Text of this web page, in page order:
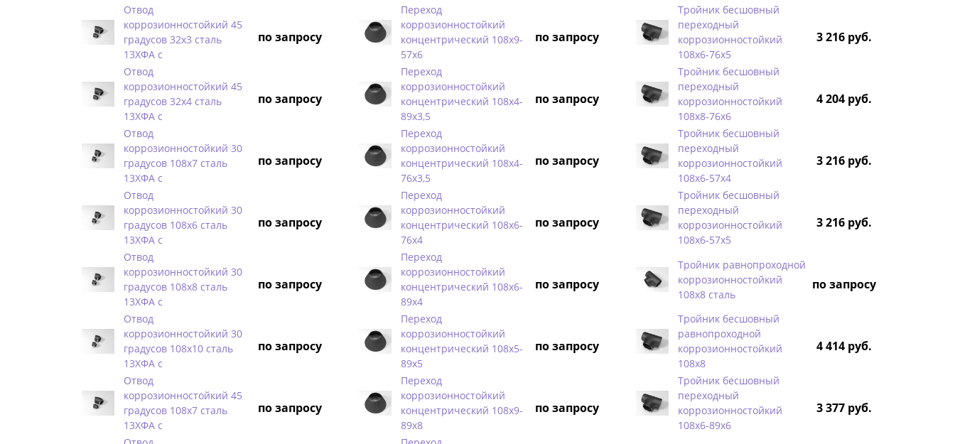
Отвод
коррозионностойкий 45
градусов 32х3 сталь
13ХФА с
по запросу
Отвод
коррозионностойкий 45
градусов 32х4 сталь
13ХФА с
по запросу
Отвод
коррозионностойкий 30
градусов 108х7 сталь
13ХФА с
по запросу
Отвод
коррозионностойкий 30
градусов 108х6 сталь
13ХФА с
по запросу
Отвод
коррозионностойкий 30
градусов 108х8 сталь
13ХФА с
по запросу
Отвод
коррозионностойкий 30
градусов 108х10 сталь
13ХФА с
по запросу
Отвод
коррозионностойкий 45
градусов 108х7 сталь
13ХФА с
по запросу
Переход
коррозионностойкий
концентрический 108х9-
57х6
по запросу
Переход
коррозионностойкий
концентрический 108х4-
89х3,5
по запросу
Переход
коррозионностойкий
концентрический 108х4-
76х3,5
по запросу
Переход
коррозионностойкий
концентрический 108х6-
76х4
по запросу
Переход
коррозионностойкий
концентрический 108х6-
89х4
по запросу
Переход
коррозионностойкий
концентрический 108х5-
89х5
по запросу
Переход
коррозионностойкий
концентрический 108х9-
89х8
по запросу
Тройник бесшовный
переходный
коррозионностойкий
108х6-76х5
3 216 руб.
Тройник бесшовный
переходный
коррозионностойкий
108х8-76х6
4 204 руб.
Тройник бесшовный
переходный
коррозионностойкий
108х6-57х4
3 216 руб.
Тройник бесшовный
переходный
коррозионностойкий
108х6-57х5
3 216 руб.
Тройник равнопроходной
коррозионностойкий
108х8 сталь
по запросу
Тройник бесшовный
равнопроходной
коррозионностойкий
108х8
4 414 руб.
Тройник бесшовный
переходный
коррозионностойкий
108х6-89х6
3 377 руб.